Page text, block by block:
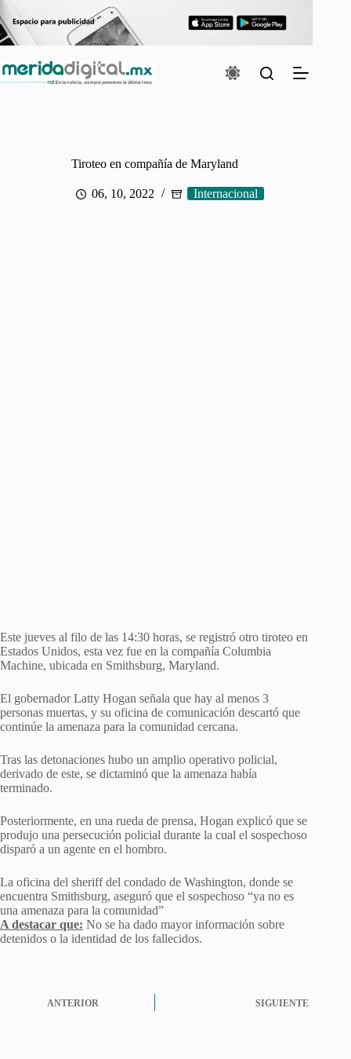
al
contenido
Tiroteo en compañía de Maryland
06, 10, 2022 Internacional
Este jueves al filo de las 14:30 horas, se registró otro tiroteo en
Estados Unidos, esta vez fue en la compañía Columbia
Machine, ubicada en Smithsburg, Maryland.
El gobernador Latty Hogan señala que hay al menos 3
personas muertas, y su oficina de comunicación descartó que
continúe la amenaza para la comunidad cercana.
Tras las detonaciones hubo un amplio operativo policial,
derivado de este, se dictaminó que la amenaza había
terminado.
Posteriormente, en una rueda de prensa, Hogan explicó que se
produjo una persecución policial durante la cual el sospechoso
disparó a un agente en el hombro.
La oficina del sheriff del condado de Washington, donde se
encuentra Smithsburg, aseguró que el sospechoso “ya no es
una amenaza para la comunidad”
A destacar que: No se ha dado mayor información sobre
detenidos o la identidad de los fallecidos.
ANTERIOR SIGUIENTE